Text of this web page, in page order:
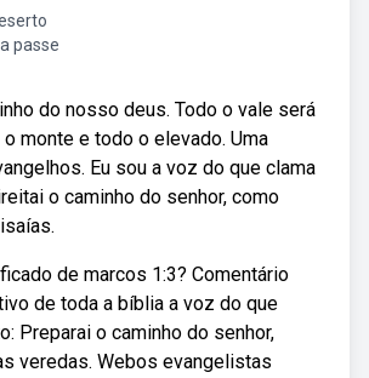
passe
do nosso deus. Todo o vale será
monte e todo o elevado. Uma
Eu sou a voz do que clama
o caminho do senhor, como
de marcos 1:3? Comentário
de toda a bíblia a voz do que
Preparai o caminho do senhor,
veredas. Webos evangelistas